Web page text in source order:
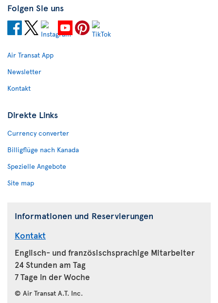
Folgen Sie uns
Air Transat App
Newsletter
Kontakt
Direkte Links
Currency converter
Billigflüge nach Kanada
Spezielle Angebote
Site map
Informationen und Reservierungen
Kontakt
Englisch- und französischsprachige Mitarbeiter
24 Stunden am Tag
7 Tage in der Woche
© Air Transat A.T. Inc.